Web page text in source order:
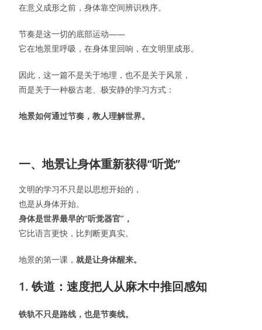
在意义成形之前，身体靠空间辨识秩序。
节奏是这一切的底部运动——
它在地景里呼吸，在身体里回响，在文明里成形。
因此，这一篇不是关于地理，也不是关于风景，
而是关于一种极古老、极安静的学习方式：
地景如何通过节奏，教人理解世界。
一、地景让身体重新获得“听觉”
文明的学习不只是以思想开始的，
也是从身体开始。
身体是世界最早的“听觉器官”，
它比语言更快，比判断更真实。
地景的第一课，就是让身体醒来。
1. 铁道：速度把人从麻木中推回感知
铁轨不只是路线，也是节奏线。